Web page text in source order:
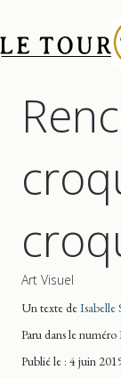
Art Visuel
Un texte deIsabelle
Paru dans le numéro
Publié le : 4 juin